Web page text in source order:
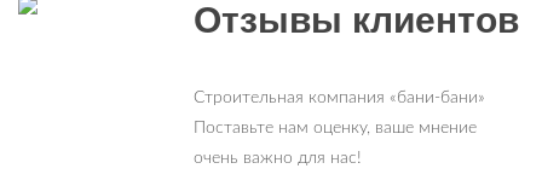
Отзывы клиентов
Строительная компания «бани-бани»
Поставьте нам оценку, ваше мнение
очень важно для нас!